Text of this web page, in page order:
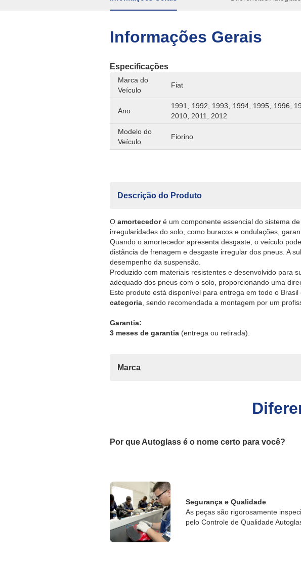
Informações Gerais
Especificações
Marca do
Veículo
Fiat
Ano
1991, 1992, 1993, 1994, 1995, 1996,
2010, 2011, 2012
Modelo do
Veículo
Fiorino
Descrição do Produto
O amortecedoré um componente essencial do sistema
irregularidades do solo, como buracos e ondulações,
Quando o amortecedor apresenta desgaste, o veículo
distância de frenagem e desgaste irregular dos pneus. A
desempenho da suspensão.
Produzido com materiais resistentes e desenvolvido para
adequado dos pneus com o solo, proporcionando uma
Este produto está disponível para entrega em todo o
categoria , sendo recomendada a montagem por um
Garantia:
3 meses de garantia (entrega ou retirada).
Marca
Por que Autoglass é o nome certo para você?
Segurança e Qualidade
As peças são rigorosamente
pelo Controle de Qualidade